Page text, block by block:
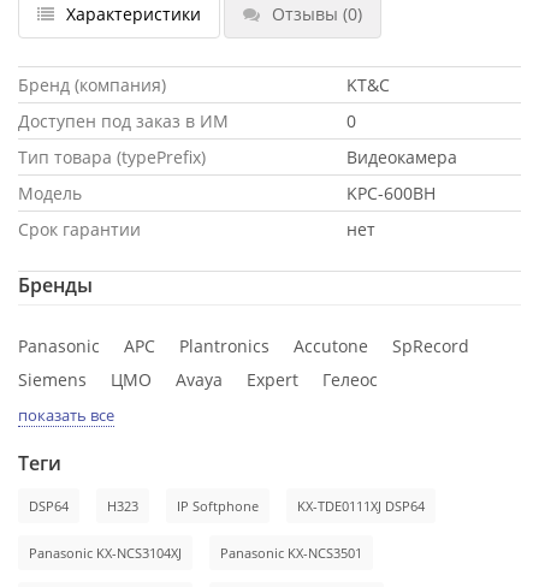
Характеристики Отзывы (0)
Бренд (компания)
KT&C
Доступен под заказ в ИМ
0
Тип товара (typePrefix)
Видеокамера
Модель
KPC-600BH
Срок гарантии
нет
Бренды
Panasonic APC Plantronics Accutone
SpRecord
Siemens
ЦМО Avaya Expert Гелеос
показать все
Теги
DSP64 H323 IP Softphone KX-TDE0111XJ DSP64
Panasonic KX-NCS3104XJ Panasonic KX-NCS3501